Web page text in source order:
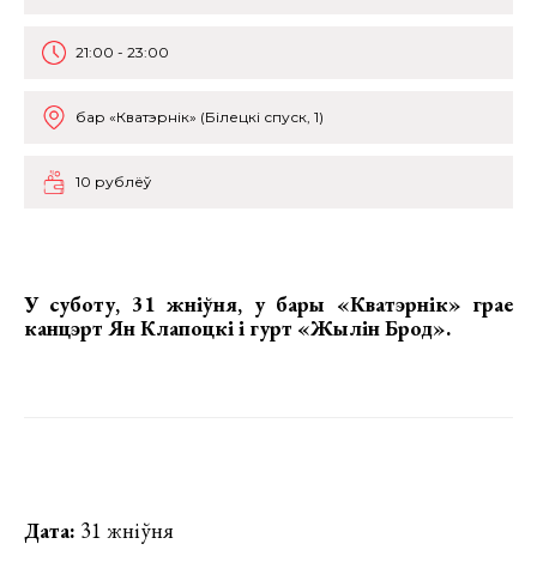
21:00 - 23:00
бар «Кватэрнік» (Білецкі спуск, 1)
10 рублёў
У суботу, 31 жніўня, у бары «Кватэрнік» грае
канцэрт Ян Клапоцкі і гурт «Жылін Брод».
Дата: 31 жніўня